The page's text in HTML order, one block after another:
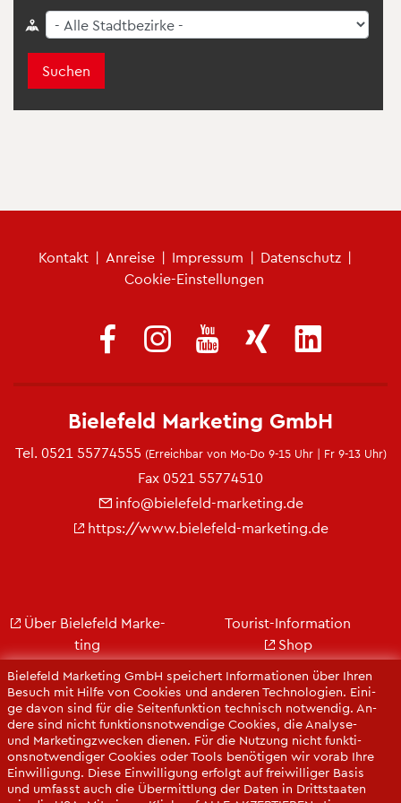
Suchen
Kon­takt | An­rei­se | Im­pres­sum | Da­ten­schutz |
Coo­kie-Ein­stel­lun­gen
Bie­le­feld Mar­ke­ting GmbH spei­chert In­for­ma­tio­nen über Ihren
Be­such mit Hilfe von Coo­kies und an­de­ren Tech­no­lo­gi­en. Ei­ni­
ge davon sind für die Sei­ten­funk­ti­on tech­nisch not­wen­dig. An­
de­re sind nicht funk­ti­ons­not­wen­di­ge Coo­kies, die Ana­ly­se-
und Mar­ke­ting­zwe­cken die­nen. Für die Nut­zung nicht funk­ti­
ons­not­wen­di­ger Coo­kies oder Tools be­nö­ti­gen wir vorab Ihre
Ein­wil­li­gung. Diese Ein­wil­li­gung er­folgt auf frei­wil­li­ger Basis
und um­fasst auch die Über­mitt­lung der Daten in Dritt­staa­ten
Bie­le­feld Mar­ke­ting GmbH
Tel. 0521 55774555 (Er­reich­bar von Mo-Do 9-15 Uhr | Fr 9-13 Uhr)
Fax 0521 55774510
info@​bielefeld-​marketing.​de
https://​www.​bielefeld-​marketing.​de
Über Bie­le­feld Mar­ke­
ting
Kon­takt
Ge­schäfts­be­richt
Pres­se
Tou­rist-In­for­ma­ti­on
Shop
Bie­le­feld-Gut­schein
Web­cams